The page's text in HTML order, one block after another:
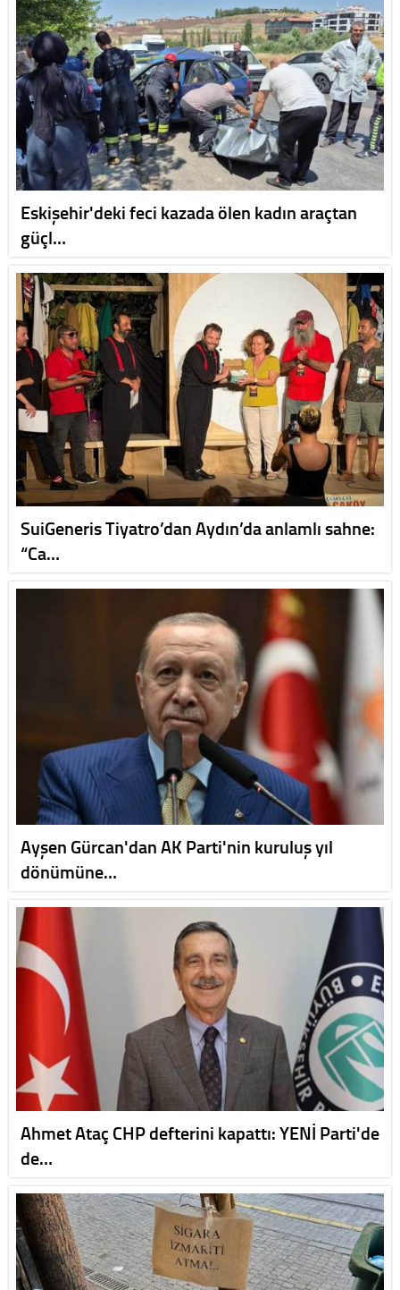
Eskişehir'deki feci kazada ölen kadın araçtan
güçl…
SuiGeneris Tiyatro’dan Aydın’da anlamlı sahne:
“Ca…
Ayşen Gürcan'dan AK Parti'nin kuruluş yıl
dönümüne…
Ahmet Ataç CHP defterini kapattı: YENİ Parti'de
de…